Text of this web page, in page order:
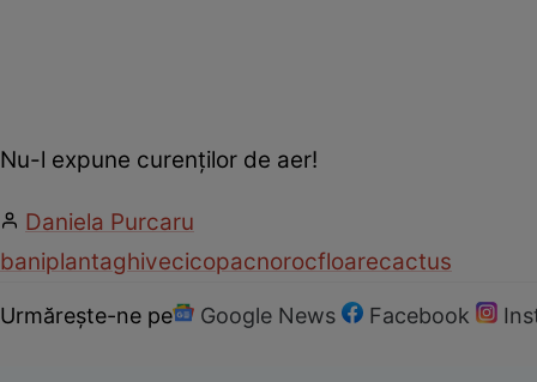
Nu-l expune curenţilor de aer!
Daniela Purcaru
baniplantaghivecicopacnorocfloarecactus
Urmărește-ne pe Google News Facebook